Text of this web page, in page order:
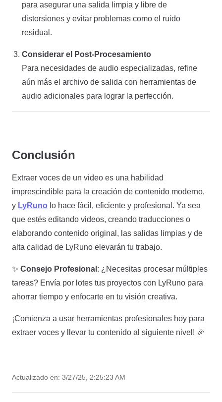
para asegurar una salida limpia y libre de
distorsiones y evitar problemas como el ruido
residual.
Considerar el Post-Procesamiento
Para necesidades de audio especializadas, refine
aún más el archivo de salida con herramientas de
audio adicionales para lograr la perfección.
Conclusión
Extraer voces de un video es una habilidad
imprescindible para la creación de contenido moderno,
y LyRuno lo hace fácil, eficiente y profesional. Ya sea
que estés editando videos, creando traducciones o
elaborando contenido original, las salidas limpias y de
alta calidad de LyRuno elevarán tu trabajo.
✨ Consejo Profesional : ¿Necesitas procesar múltiples
tareas? Envía por lotes tus proyectos con LyRuno para
ahorrar tiempo y enfocarte en tu visión creativa.
¡Comienza a usar herramientas profesionales hoy para
extraer voces y llevar tu contenido al siguiente nivel! 🎉
Actualizado en: 3/27/25, 2:25:23 AM